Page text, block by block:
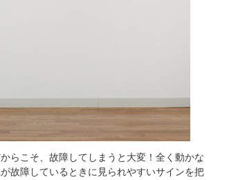
らこそ、故障してしまうと大変！全く動かな
故障しているときに見られやすいサインを把